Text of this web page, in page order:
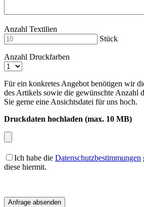
Anzahl Textilien
Stück
Anzahl Druckfarben
Für ein konkretes Angebot benötigen wir
des Artikels sowie die gewünschte Anzahl
Sie gerne eine Ansichtsdatei für uns hoch.
Druckdaten hochladen (max. 10 MB)
Ich habe die Datenschutzbestimmungen
diese hiermit.